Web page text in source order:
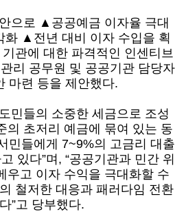
으로 ▲공공예금 이자율 극대
화 ▲전년 대비 이자 수입을 획
관에 대한 파격적인 인센티브
리 공무원 및 공공기관 담당자
마련 등을 제안했다.
민들의 소중한 세금으로 조성
의 초저리 예금에 묶여 있는 동
민들에게 7~9%의 고금리 대출
있다”며, “공공기관과 민간 위
우고 이자 수익을 극대화할 수
철저한 대응과 패러다임 전환
”고 당부했다.